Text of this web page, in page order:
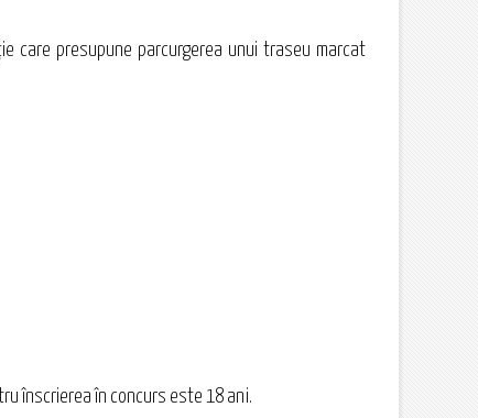
care presupune parcurgerea unui traseu marcat
înscrierea în concurs este 18 ani.